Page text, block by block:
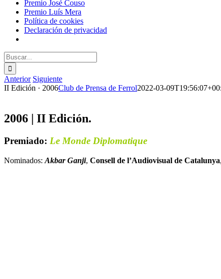
Premio José Couso
Premio Luís Mera
Política de cookies
Declaración de privacidad
Buscar:
Anterior Siguiente
II Edición · 2006Club de Prensa de Ferrol2022-03-
2006 | II Edición.
Premiado: Le Monde Diplomatique
Nominados: Akbar Ganji, Consell de l’Audiovisual de Catalunya,